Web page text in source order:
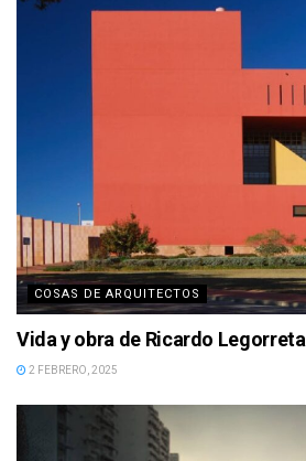
COSAS DE ARQUITECTOS
Vida y obra de Ricardo Legorreta
2 FEBRERO, 2025